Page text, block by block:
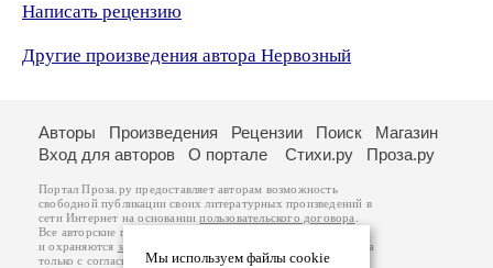
Написать рецензию
Другие произведения автора Нервозный
Мы используем файлы cookie
Авторы Произведения Рецензии Поиск
Магазин
Вход для авторов
О портале Стихи.ру Проза.ру
Портал Проза.ру предоставляет авторам возможность
свободной публикации своих литературных произведений в
сети Интернет на основаниипользовательского договора
Все авторские права на произведения принадлежат авторам
и охраняются законом
. Перепечатка произведений возможна
только с согласия его автора, к которому вы можете